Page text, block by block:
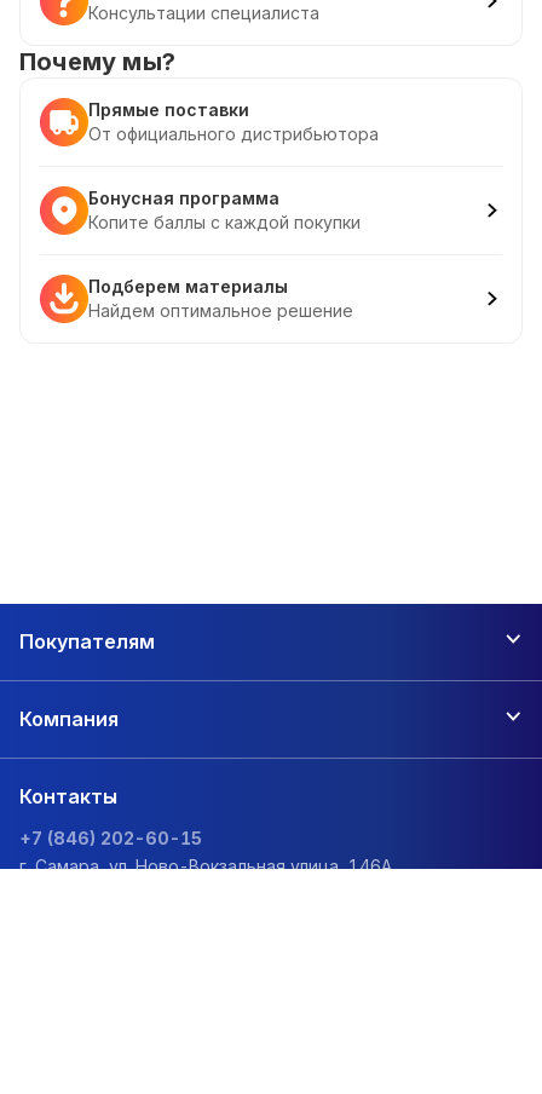
Консультации специалиста
Почему мы?
Прямые поставки
От официального дистрибьютора
Бонусная программа
Копите баллы с каждой покупки
Подберем материалы
Найдем оптимальное решение
Покупателям
Компания
Контакты
+7 (846) 202-60-15
г. Самара, ул. Ново-Вокзальная улица, 146А